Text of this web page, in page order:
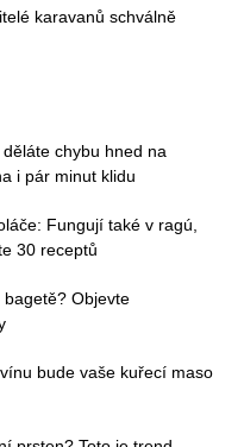
karavanů schválně
chybu hned na
i pár minut klidu
Fungují také v ragú,
30 receptů
Objevte
bude vaše kuřecí maso